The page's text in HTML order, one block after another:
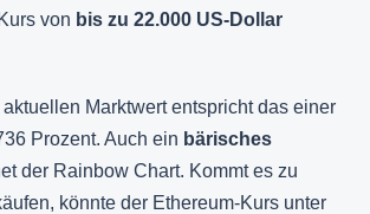
von bis zu 22.000 US-Dollar
Marktwert entspricht das einer
Prozent. Auch ein bärisches
der Rainbow Chart. Kommt es zu
könnte der Ethereum-Kurs unter